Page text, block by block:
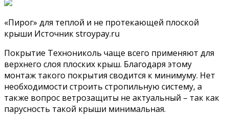
«Пирог» для теплой и не протекающей плоской
крыши Источник stroypay.ru
Покрытие Технониколь чаще всего применяют для
верхнего слоя плоских крыш. Благодаря этому
монтаж такого покрытия сводится к минимуму. Нет
необходимости строить стропильную систему, а
также вопрос ветрозащиты не актуальный – так как
парусность такой крыши минимальная.